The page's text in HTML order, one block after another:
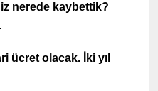
nerede kaybettik?
ücret olacak. İki yıl